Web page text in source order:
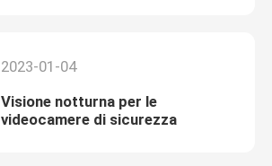
2023-01-04
Visione notturna per le
videocamere di sicurezza